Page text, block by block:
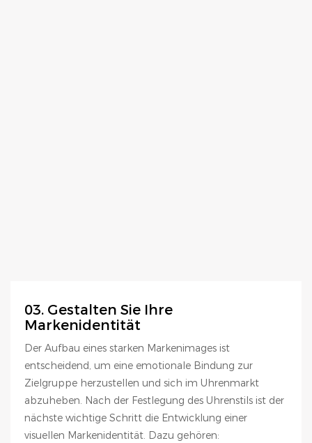
03. Gestalten Sie Ihre
Markenidentität
Der Aufbau eines starken Markenimages ist
entscheidend, um eine emotionale Bindung zur
Zielgruppe herzustellen und sich im Uhrenmarkt
abzuheben. Nach der Festlegung des Uhrenstils ist der
nächste wichtige Schritt die Entwicklung einer
visuellen Markenidentität. Dazu gehören: